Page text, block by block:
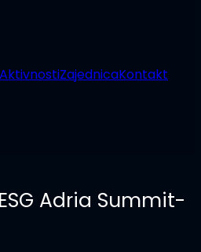
AktivnostiZajednicaKontakt
Adria Summit-